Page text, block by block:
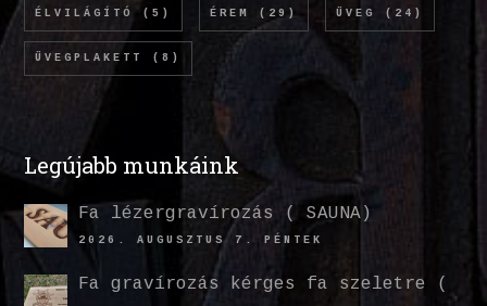
ÉLVILÁGÍTÓ (5) ÉREM (29) ÜVEG (24)
ÜVEGPLAKETT (8)
Legújabb munkáink
Fa lézergravírozás ( SAUNA)
2026. AUGUSZTUS 7. PÉNTEK
Fa gravírozás kérges fa szeletre (